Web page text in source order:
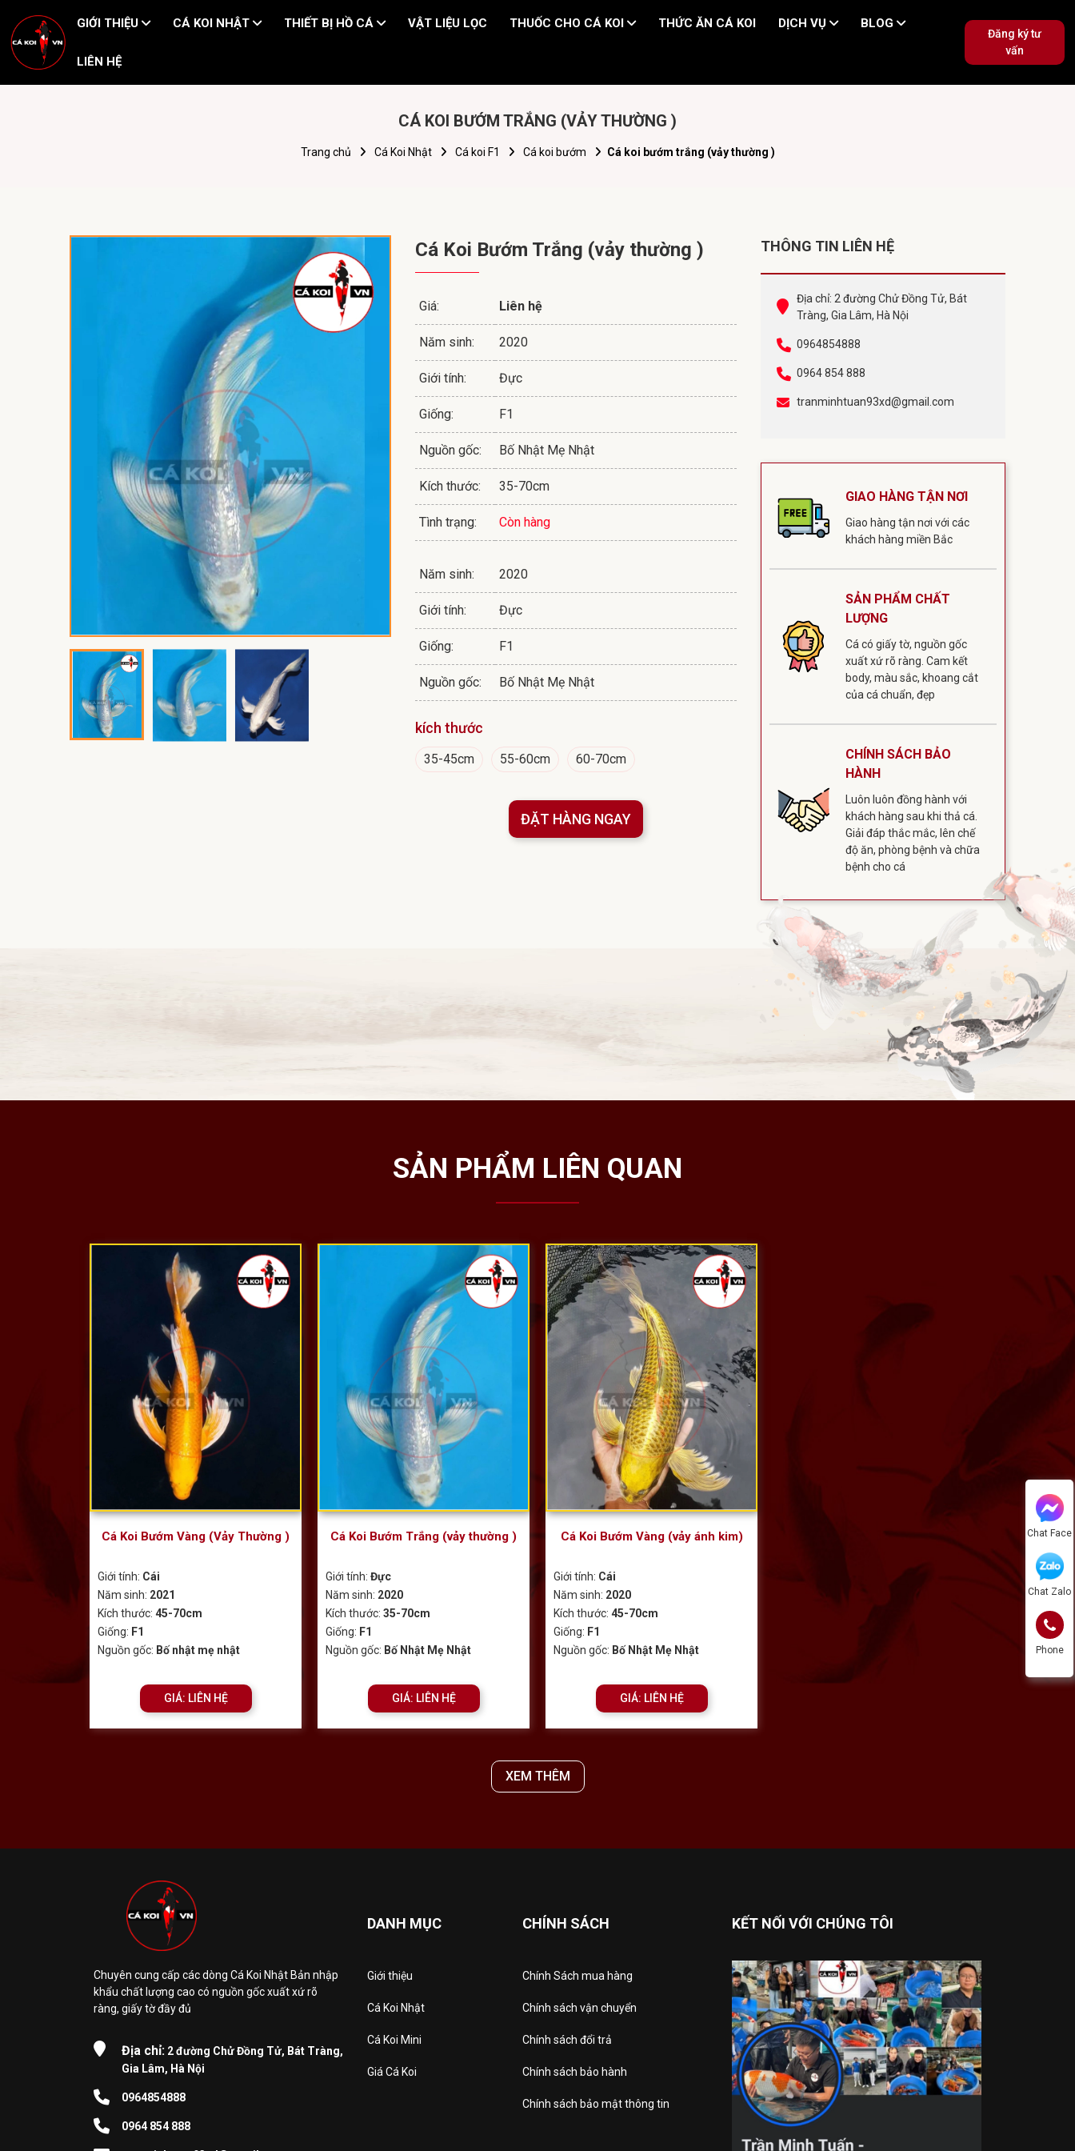
GIỚI THIỆU CÁ KOI NHẬT THIẾT BỊ HỒ CÁ VẬT LIỆU LỌC THUỐC CHO CÁ KOI THỨC ĂN CÁ KOI DỊCH VỤ BLOG
LIÊN HỆ
Đăng ký tư
vấn
Chat Face
Chat Zalo
Phone
CÁ KOI BƯỚM TRẮNG (VẢY THƯỜNG )
Trang chủ Cá Koi Nhật Cá koi F1 Cá koi bướm Cá koi bướm trắng (vảy thường )
Cá Koi Bướm Trắng (vảy thường )
Giá: Liên hệ
Năm sinh: 2020
Giới tính: Đực
Giống: F1
Nguồn gốc: Bố Nhật Mẹ Nhật
Kích thước: 35-70cm
Tình trạng: Còn hàng
Năm sinh: 2020
Giới tính: Đực
Giống: F1
Nguồn gốc: Bố Nhật Mẹ Nhật
kích thước
35-45cm 55-60cm 60-70cm
ĐẶT HÀNG NGAY
THÔNG TIN LIÊN HỆ
Địa chỉ: 2 đường Chử Đồng Tử, Bát
Tràng, Gia Lâm, Hà Nội
0964854888
0964 854 888
tranminhtuan93xd@gmail.com
GIAO HÀNG TẬN NƠI
Giao hàng tận nơi với các
khách hàng miền Bắc
SẢN PHẨM CHẤT
LƯỢNG
Cá có giấy tờ, nguồn gốc
xuất xứ rõ ràng. Cam kết
body, màu sắc, khoang cắt
của cá chuẩn, đẹp
CHÍNH SÁCH BẢO
HÀNH
Luôn luôn đồng hành với
khách hàng sau khi thả cá.
Giải đáp thắc mắc, lên chế
độ ăn, phòng bệnh và chữa
bệnh cho cá
SẢN PHẨM LIÊN QUAN
Cá Koi Bướm Vàng (Vảy Thường )
Giới tính: Cái
Năm sinh: 2021
Kích thước: 45-70cm
Giống: F1
Nguồn gốc: Bố nhật mẹ nhật
GIÁ: LIÊN HỆ
Cá Koi Bướm Trắng (vảy thường )
Giới tính: Đực
Năm sinh: 2020
Kích thước: 35-70cm
Giống: F1
Nguồn gốc: Bố Nhật Mẹ Nhật
GIÁ: LIÊN HỆ
Cá Koi Bướm Vàng (vảy ánh kim)
Giới tính: Cái
Năm sinh: 2020
Kích thước: 45-70cm
Giống: F1
Nguồn gốc: Bố Nhật Mẹ Nhật
GIÁ: LIÊN HỆ
XEM THÊM
Chuyên cung cấp các dòng Cá Koi Nhật Bản nhập
khẩu chất lượng cao có nguồn gốc xuất xứ rõ
ràng, giấy tờ đầy đủ
Địa chỉ: 2 đường Chử Đồng Tử, Bát Tràng,
Gia Lâm, Hà Nội
0964854888
0964 854 888
DANH MỤC
Giới thiệu
Cá Koi Nhật
Cá Koi Mini
Giá Cá Koi
CHÍNH SÁCH
Chính Sách mua hàng
Chính sách vận chuyển
Chính sách đổi trả
Chính sách bảo hành
Chính sách bảo mật thông tin
KẾT NỐI VỚI CHÚNG TÔI